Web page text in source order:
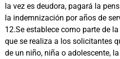
la vez es deudora, pagará la
la indemnización por años de
12.Se establece como parte de
que se realiza a los solicitantes
de un niño, niña o adolescente,